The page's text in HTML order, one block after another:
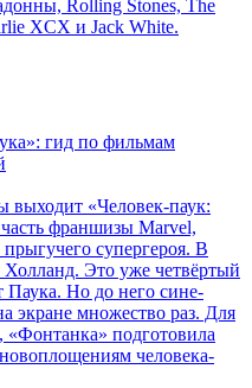
Rolling Stones, The
XCX и Jack White.
гид по фильмам
выходит «Человек-паук:
франшизы Marvel,
супергероя. В
Это уже четвёртый
Паука. Но до него сине-
экране множество раз. Для
«Фонтанка» подготовила
человека-